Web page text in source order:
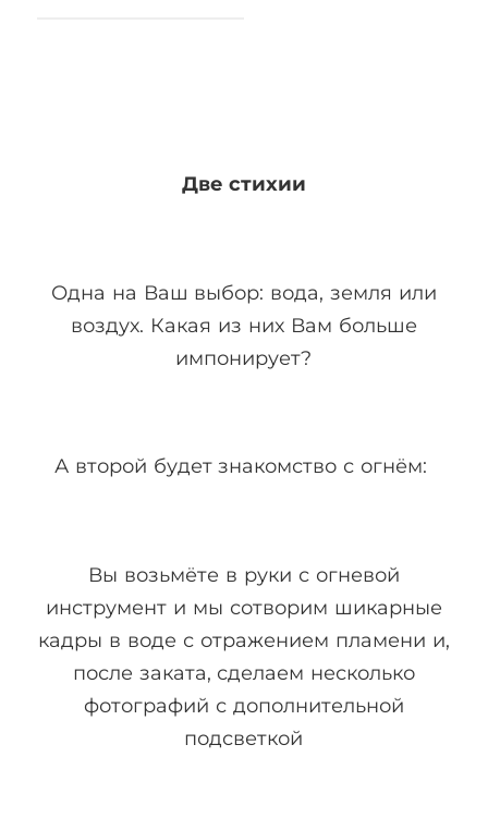
Две стихии
Одна на Ваш выбор: вода, земля или
воздух. Какая из них Вам больше
импонирует?
А второй будет знакомство с огнём:
Вы возьмёте в руки с огневой
инструмент и мы сотворим шикарные
кадры в воде с отражением пламени и,
после заката, сделаем несколько
фотографий с дополнительной
подсветкой